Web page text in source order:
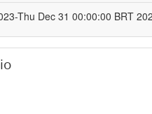
Thu Dec 31 00:00:00 BRT